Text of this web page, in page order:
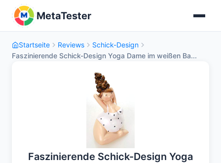
MetaTester
Startseite Reviews
Schick-Design
Faszinierende Schick-Design Yoga Dame im weißen Ba...
Faszinierende Schick-Design Yoga